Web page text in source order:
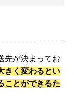
先が決まってお
きく変わるとい
ことができるた